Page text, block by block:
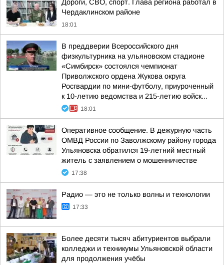
Дороги, СВО, спорт. Глава региона работал в
Чердаклинском районе
18:01
В преддверии Всероссийского дня
физкультурника на ульяновском стадионе
«Симбирск» состоялся чемпионат
Приволжского ордена Жукова округа
Росгвардии по мини-футболу, приуроченный
к 10-летию ведомства и 215-летию войск...
18:01
Оперативное сообщение. В дежурную часть
ОМВД России по Заволжскому району города
Ульяновска обратился 19-летний местный
житель с заявлением о мошенничестве
17:38
Радио — это не только волны и технологии
17:33
Более десяти тысяч абитуриентов выбрали
колледжи и техникумы Ульяновской области
для продолжения учёбы